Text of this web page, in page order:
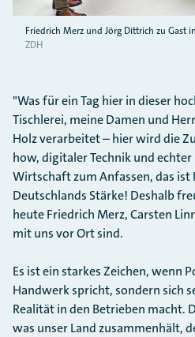
Friedrich Merz und Jörg Dittrich zu Gast
ZDH
"Was für ein Tag hier in dieser
Tischlerei, meine Damen und
Holz verarbeitet – hier wird die
how, digitaler Technik und
Wirtschaft zum Anfassen, das
Deutschlands Stärke! Deshalb
heute Friedrich Merz, Carsten
mit uns vor Ort sind.
Es ist ein starkes Zeichen, wenn
Handwerk spricht, sondern sich
Realität in den Betrieben macht.
was unser Land zusammenhält,